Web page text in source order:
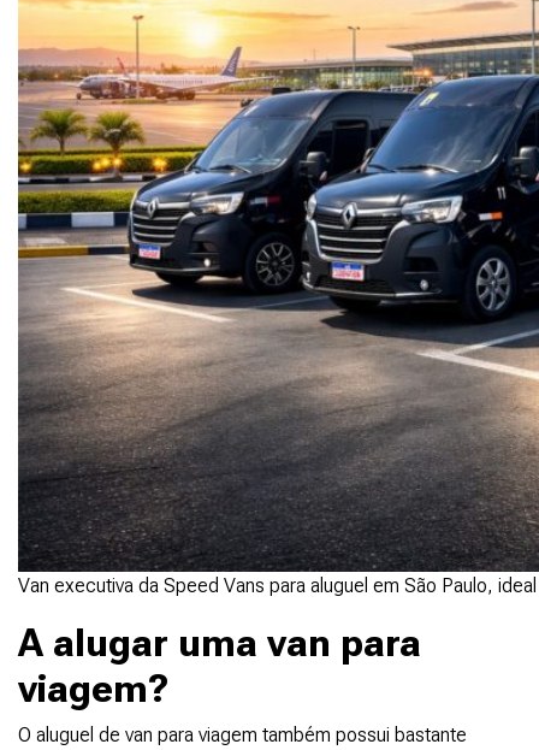
Van executiva da Speed Vans para aluguel em São Paulo,
A alugar uma van para
viagem?
O aluguel de van para viagem também possui bastante